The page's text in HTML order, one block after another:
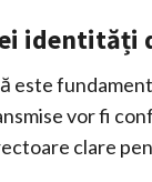
identități
vor fi
clare